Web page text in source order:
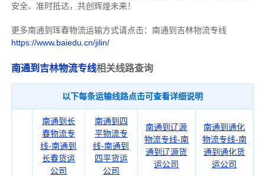
安全、准时抵达，共创辉煌未来！
更多南通到珲春物流运输方式请点击：南通到吉林物流专线
https://www.baiedu.cn/jilin/
南通到吉林物流专线相关线路查询
以下每条运输线路点击可查看详细说明
南通到长
春物流专
线-南通到
长春货运
公司
南通到四
平物流专
线-南通到
四平货运
公司
南通到辽源
物流专线-南
通到辽源货
运公司
南通到通化
物流专线-南
通到通化货
运公司